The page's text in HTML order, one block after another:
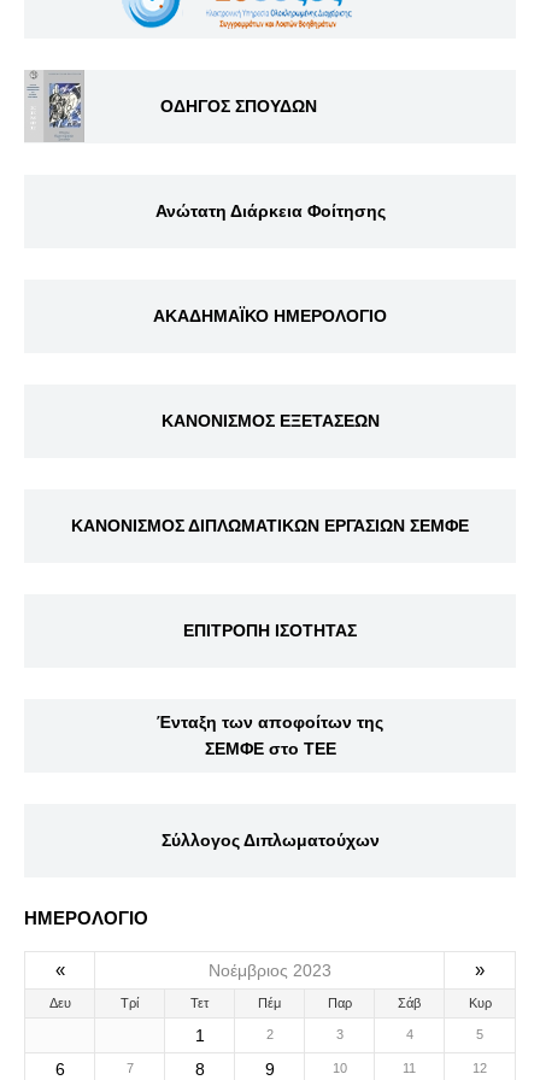
ΟΔΗΓΟΣ ΣΠΟΥΔΩΝ
Ανώτατη Διάρκεια Φοίτησης
ΑΚΑΔΗΜΑΪΚΟ ΗΜΕΡΟΛΟΓΙΟ
ΚΑΝΟΝΙΣΜΟΣ ΕΞΕΤΑΣΕΩΝ
ΚΑΝΟΝΙΣΜΟΣ ΔΙΠΛΩΜΑΤΙΚΩΝ ΕΡΓΑΣΙΩΝ ΣΕΜΦΕ
ΕΠΙΤΡΟΠΗ ΙΣΟΤΗΤΑΣ
Ένταξη των αποφοίτων της
ΣΕΜΦΕ στο ΤΕΕ
Σύλλογος Διπλωματούχων
ΗΜΕΡΟΛΟΓΙΟ
« Νοέμβριος 2023 »
Δευ Τρί Τετ Πέμ Παρ Σάβ Κυρ
1 2 3 4 5
6 7 8 9 10 11 12